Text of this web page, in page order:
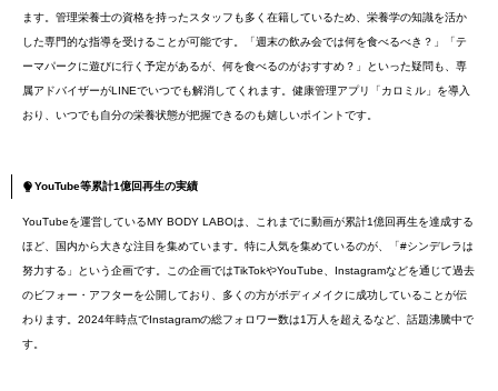
ます。管理栄養士の資格を持ったスタッフも多く在籍しているため、栄養学の知識を活か
した専門的な指導を受けることが可能です。「週末の飲み会では何を食べるべき？」「テ
ーマパークに遊びに行く予定があるが、何を食べるのがおすすめ？」といった疑問も、専
属アドバイザーがLINEでいつでも解消してくれます。健康管理アプリ「カロミル」を導入
おり、いつでも自分の栄養状態が把握できるのも嬉しいポイントです。
YouTube等累計1億回再生の実績
YouTubeを運営しているMY BODY LABOは、これまでに動画が累計1億回再生を達成する
ほど、国内から大きな注目を集めています。特に人気を集めているのが、「#シンデレラは
努力する」という企画です。この企画ではTikTokやYouTube、Instagramなどを通じて過去
のビフォー・アフターを公開しており、多くの方がボディメイクに成功していることが伝
わります。2024年時点でInstagramの総フォロワー数は1万人を超えるなど、話題沸騰中で
す。